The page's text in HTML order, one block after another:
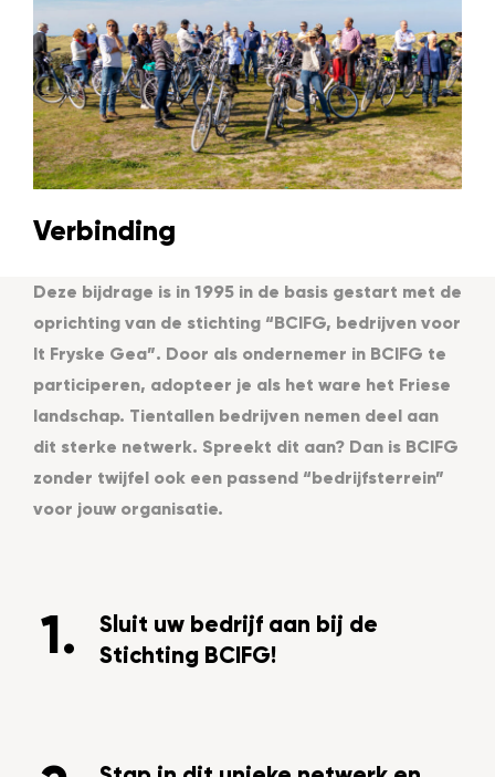
Verbinding
Deze bijdrage is in 1995 in de basis gestart met de
oprichting van de stichting “BCIFG, bedrijven voor
It Fryske Gea”. Door als ondernemer in BCIFG te
participeren, adopteer je als het ware het Friese
landschap. Tientallen bedrijven nemen deel aan
dit sterke netwerk. Spreekt dit aan? Dan is BCIFG
zonder twijfel ook een passend “bedrijfsterrein”
voor jouw organisatie.
Sluit uw bedrijf aan bij de
Stichting BCIFG!